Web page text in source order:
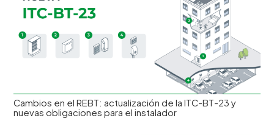
Cambios en el REBT: actualización de la ITC-BT-23 y
nuevas obligaciones para el instalador